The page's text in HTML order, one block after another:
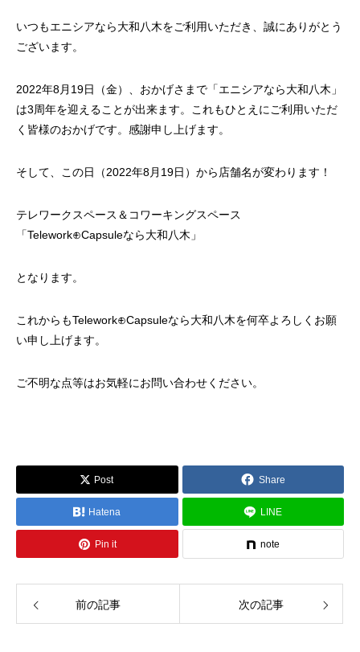
いつもエニシアなら大和八木をご利用いただき、誠にありがとう
ございます。
2022年8月19日（金）、おかげさまで「エニシアなら大和八木」
は3周年を迎えることが出来ます。これもひとえにご利用いただ
く皆様のおかげです。感謝申し上げます。
そして、この日（2022年8月19日）から店舗名が変わります！
テレワークスペース＆コワーキングスペース
「Telework⊕Capsuleなら大和八木」
となります。
これからもTelework⊕Capsuleなら大和八木を何卒よろしくお願
い申し上げます。
ご不明な点等はお気軽にお問い合わせください。
Post Share
Hatena LINE
Pin it note
前の記事 次の記事